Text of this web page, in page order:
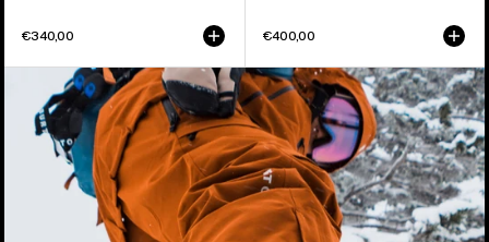
€340,00 €400,00